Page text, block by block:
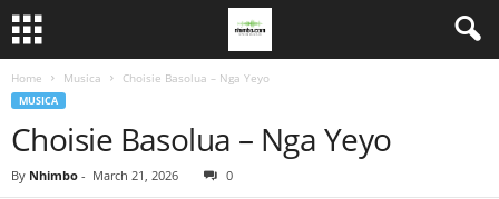
Home Musica Choisie Basolua – Nga Yeyo
MUSICA
Choisie Basolua – Nga Yeyo
By Nhimbo - March 21, 2026 0